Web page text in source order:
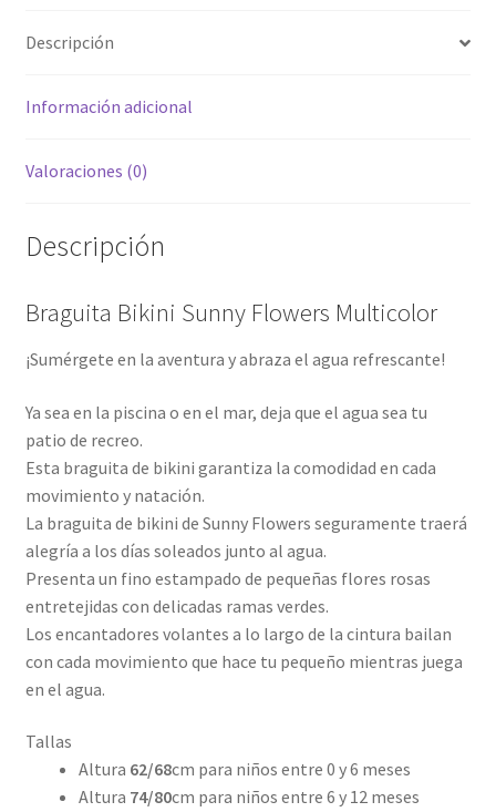
Descripción
Información adicional
Valoraciones (0)
Descripción
Braguita Bikini Sunny Flowers Multicolor
¡Sumérgete en la aventura y abraza el agua refrescante!
Ya sea en la piscina o en el mar, deja que el agua sea tu
patio de recreo.
Esta braguita de bikini garantiza la comodidad en cada
movimiento y natación.
La braguita de bikini de Sunny Flowers seguramente traerá
alegría a los días soleados junto al agua.
Presenta un fino estampado de pequeñas flores rosas
entretejidas con delicadas ramas verdes.
Los encantadores volantes a lo largo de la cintura bailan
con cada movimiento que hace tu pequeño mientras juega
en el agua.
Tallas
Altura 62/68cm para niños entre 0 y 6 meses
Altura 74/80cm para niños entre 6 y 12 meses